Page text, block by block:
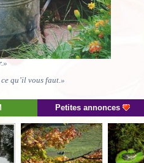
qu’il vous faut.»
Petites annonces